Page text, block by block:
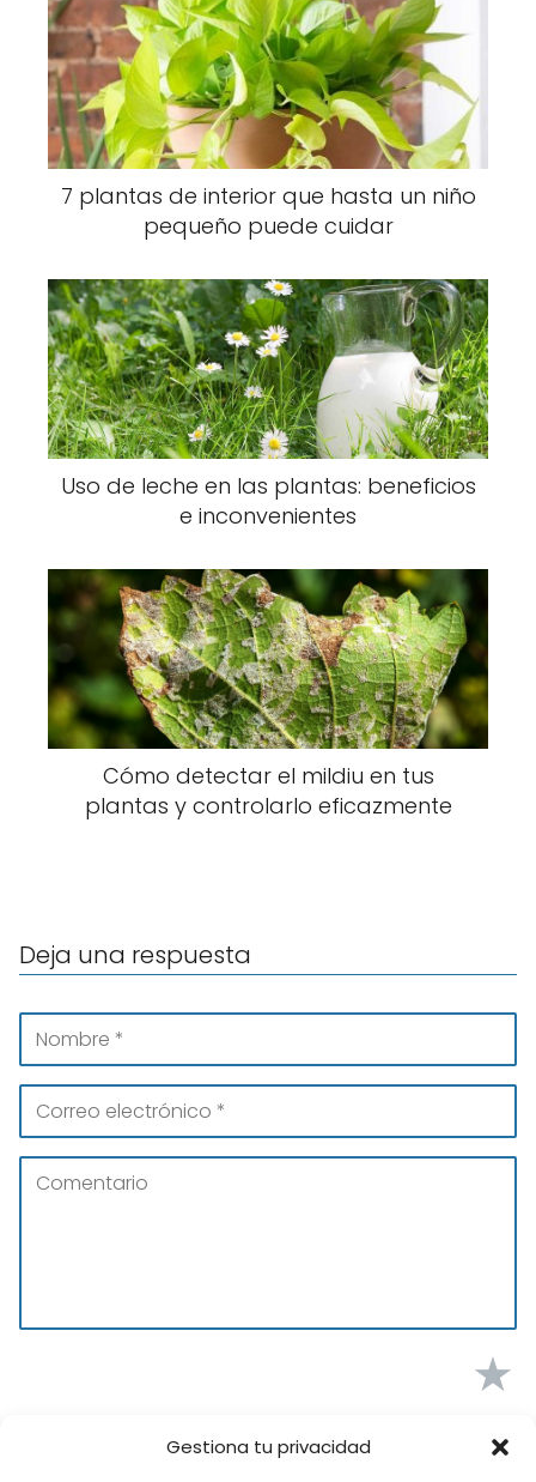
Gestiona tu privacidad
7 plantas de interior que hasta un niño
pequeño puede cuidar
Uso de leche en las plantas: beneficios
e inconvenientes
Cómo detectar el mildiu en tus
plantas y controlarlo eficazmente
Deja una respuesta
★
★